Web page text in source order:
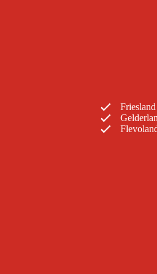
Friesland